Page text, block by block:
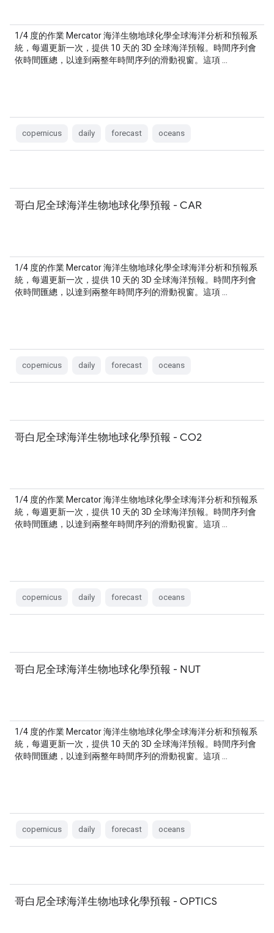
1/4 度的作業 Mercator 海洋生物地球化學全球海洋分析和預報系
統，每週更新一次，提供 10 天的 3D 全球海洋預報。時間序列會
依時間匯總，以達到兩整年時間序列的滑動視窗。這項 …
copernicus daily forecast oceans
哥白尼全球海洋生物地球化學預報 - CAR
1/4 度的作業 Mercator 海洋生物地球化學全球海洋分析和預報系
統，每週更新一次，提供 10 天的 3D 全球海洋預報。時間序列會
依時間匯總，以達到兩整年時間序列的滑動視窗。這項 …
copernicus daily forecast oceans
哥白尼全球海洋生物地球化學預報 - CO2
1/4 度的作業 Mercator 海洋生物地球化學全球海洋分析和預報系
統，每週更新一次，提供 10 天的 3D 全球海洋預報。時間序列會
依時間匯總，以達到兩整年時間序列的滑動視窗。這項 …
copernicus daily forecast oceans
哥白尼全球海洋生物地球化學預報 - NUT
1/4 度的作業 Mercator 海洋生物地球化學全球海洋分析和預報系
統，每週更新一次，提供 10 天的 3D 全球海洋預報。時間序列會
依時間匯總，以達到兩整年時間序列的滑動視窗。這項 …
copernicus daily forecast oceans
哥白尼全球海洋生物地球化學預報 - OPTICS